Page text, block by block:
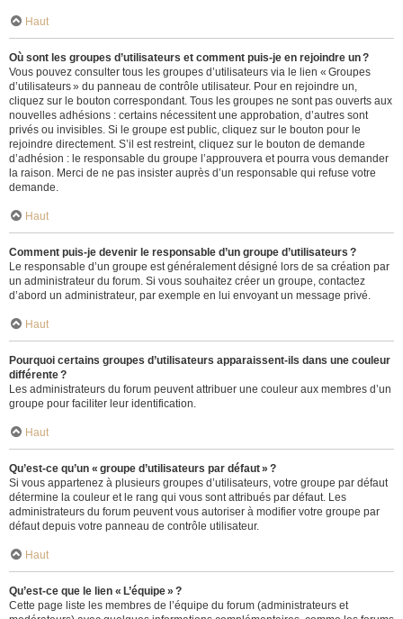
Haut
Où sont les groupes d’utilisateurs et comment puis-je en rejoindre un ?
Vous pouvez consulter tous les groupes d’utilisateurs via le lien « Groupes
d’utilisateurs » du panneau de contrôle utilisateur. Pour en rejoindre un,
cliquez sur le bouton correspondant. Tous les groupes ne sont pas ouverts aux
nouvelles adhésions : certains nécessitent une approbation, d’autres sont
privés ou invisibles. Si le groupe est public, cliquez sur le bouton pour le
rejoindre directement. S’il est restreint, cliquez sur le bouton de demande
d’adhésion : le responsable du groupe l’approuvera et pourra vous demander
la raison. Merci de ne pas insister auprès d’un responsable qui refuse votre
demande.
Haut
Comment puis-je devenir le responsable d’un groupe d’utilisateurs ?
Le responsable d’un groupe est généralement désigné lors de sa création par
un administrateur du forum. Si vous souhaitez créer un groupe, contactez
d’abord un administrateur, par exemple en lui envoyant un message privé.
Haut
Pourquoi certains groupes d’utilisateurs apparaissent-ils dans une couleur
différente ?
Les administrateurs du forum peuvent attribuer une couleur aux membres d’un
groupe pour faciliter leur identification.
Haut
Qu’est-ce qu’un « groupe d’utilisateurs par défaut » ?
Si vous appartenez à plusieurs groupes d’utilisateurs, votre groupe par défaut
détermine la couleur et le rang qui vous sont attribués par défaut. Les
administrateurs du forum peuvent vous autoriser à modifier votre groupe par
défaut depuis votre panneau de contrôle utilisateur.
Haut
Qu’est-ce que le lien « L’équipe » ?
Cette page liste les membres de l’équipe du forum (administrateurs et